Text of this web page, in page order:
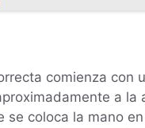
comienza con
a
se coloca la mano